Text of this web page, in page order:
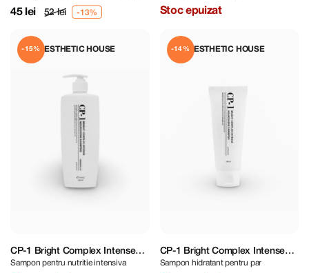
45 lei 52 lei
5
Stoc epuizat
ESTHETIC HOUSE
-15%
CP-1 Bright Complex Intense
Nourishing Shampoo 500 ml
Sampon pentru nutritie intensiva
ESTHETIC HOUSE
-14%
CP-1 Bright Complex Intense
Nourishing Shampoo 100 ml
Sampon hidratant pentru par